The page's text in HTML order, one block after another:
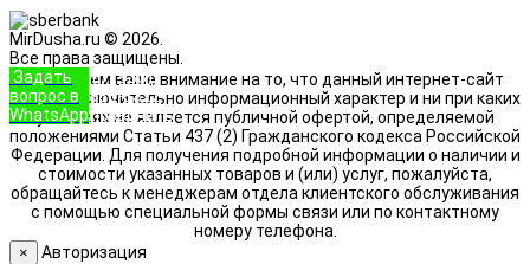
MirDusha.ru © 2026.
Все права защищены.
Обращаем ваше внимание на то, что данный интернет-сайт
носит исключительно информационный характер и ни при каких
условиях не является публичной офертой, определяемой
положениями Статьи 437 (2) Гражданского кодекса Российской
Федерации. Для получения подробной информации о наличии и
стоимости указанных товаров и (или) услуг, пожалуйста,
обращайтесь к менеджерам отдела клиентского обслуживания
с помощью специальной формы связи или по контактному
номеру телефона.
Задать
вопрос в
WhatsApp
+7 (933)
888-8322
Позвонить
×
Авторизация